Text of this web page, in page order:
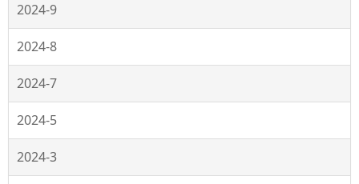
2024-9
2024-8
2024-7
2024-5
2024-3